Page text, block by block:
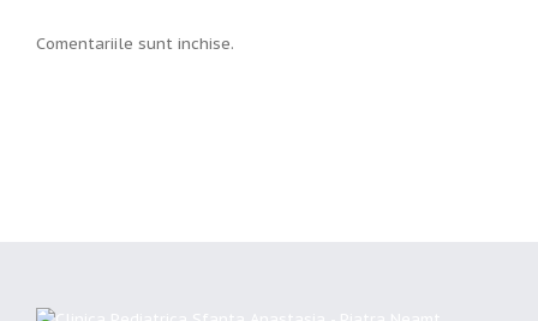
Comentariile sunt inchise.